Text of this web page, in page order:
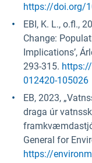
https://doi.org/
EBI, K. L., o.fl.,
Change:
Implications’,
293-315.
012420-105026
EB, 2023,
draga úr
General for
https://